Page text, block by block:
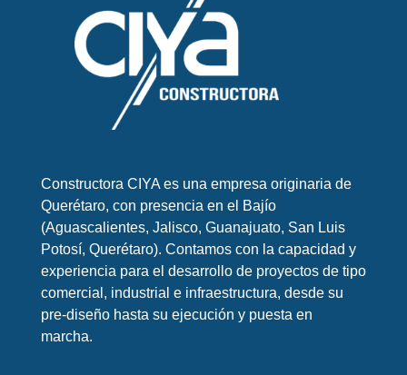
Constructora CIYA es una empresa originaria de
Querétaro, con presencia en el Bajío
(Aguascalientes, Jalisco, Guanajuato, San Luis
Potosí, Querétaro). Contamos con la capacidad y
experiencia para el desarrollo de proyectos de tipo
comercial, industrial e infraestructura, desde su
pre-diseño hasta su ejecución y puesta en
marcha.